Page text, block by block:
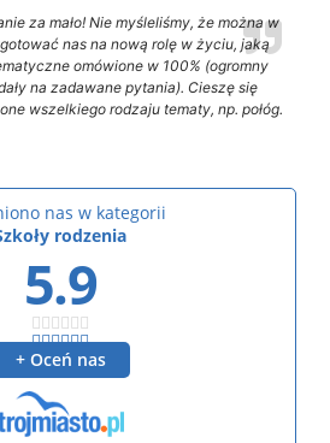
za mało! Nie myśleliśmy, że można w
nas na nową rolę w życiu, jaką
omówione w 100% (ogromny
na zadawane pytania). Cieszę się
wszelkiego rodzaju tematy, np. połóg.